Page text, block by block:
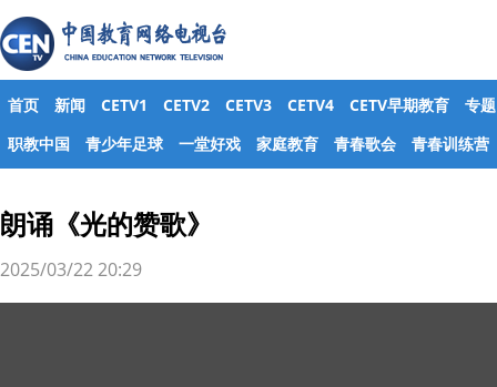
首页 新闻 CETV1 CETV2 CETV3 CETV4 CETV早期教育
专题
职教中国
青少年足球 一堂好戏 家庭教育 青春歌会 青春训练营
朗诵《光的赞歌》
2025/03/22 20:29